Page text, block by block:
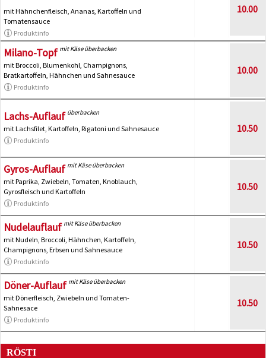
mit Hähnchenfleisch, Ananas, Kartoffeln und
Tomatensauce
Produktinfo
10.00
Milano-Topf mit Käse überbacken
mit Broccoli, Blumenkohl, Champignons,
Bratkartoffeln, Hähnchen und Sahnesauce
Produktinfo
10.00
Lachs-Auflauf überbacken
mit Lachsfilet, Kartoffeln, Rigatoni und Sahnesauce
Produktinfo
10.50
Gyros-Auflauf mit Käse überbacken
mit Paprika, Zwiebeln, Tomaten, Knoblauch,
Gyrosfleisch und Kartoffeln
Produktinfo
10.50
Nudelauflauf mit Käse überbacken
mit Nudeln, Broccoli, Hähnchen, Kartoffeln,
Champignons, Erbsen und Sahnesauce
Produktinfo
10.50
Döner-Auflauf mit Käse überbacken
mit Dönerfleisch, Zwiebeln und Tomaten-
Sahnesace
Produktinfo
10.50
RÖSTI